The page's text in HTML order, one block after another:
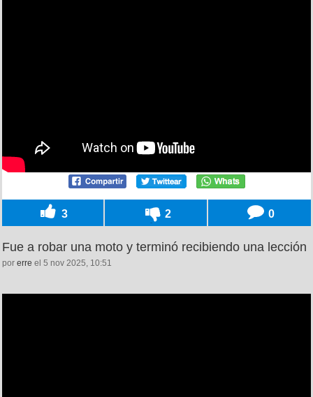
3 2 0
Fue a robar una moto y terminó recibiendo una lección
por erre el 5 nov 2025, 10:51